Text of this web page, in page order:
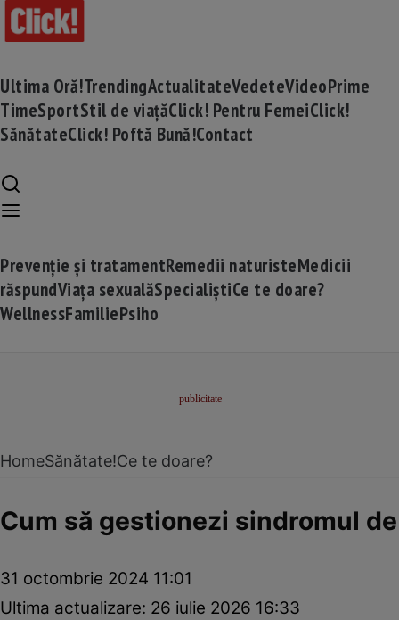
Ultima Oră!TrendingActualitateVedeteVideoPrime
TimeSportStil de viațăClick! Pentru FemeiClick!
SănătateClick! Poftă Bună!Contact
Prevenție și tratamentRemedii naturisteMedicii
răspundViața sexualăSpecialiștiCe te doare?
WellnessFamiliePsiho
HomeSănătate!Ce te doare?
Cum să gestionezi sindromul
31 octombrie 2024 11:01
Ultima actualizare: 26 iulie 2026 16:33